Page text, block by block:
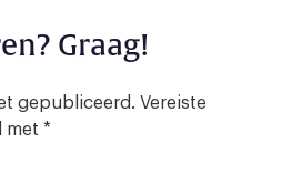
Graag!
gepubliceerd. Vereiste
met *